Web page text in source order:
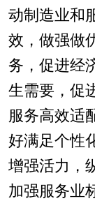
动制造业和
效，做强做
务，促进经
生需要，促
服务高效适
好满足个性
增强活力，
加强服务业